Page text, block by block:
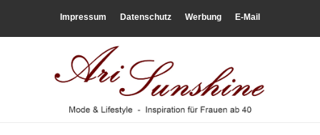
Impressum Datenschutz Werbung E-Mail